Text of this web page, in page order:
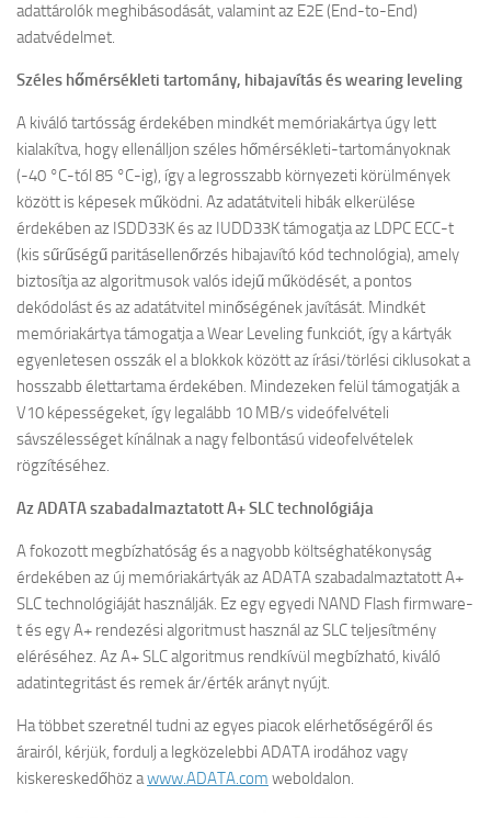
adattárolók meghibásodását, valamint az E2E (End-to-End)
adatvédelmet.
Széles hőmérsékleti tartomány, hibajavítás és wearing leveling
A kiváló tartósság érdekében mindkét memóriakártya úgy lett
kialakítva, hogy ellenálljon széles hőmérsékleti-tartományoknak
(-40 °C-tól 85 °C-ig), így a legrosszabb környezeti körülmények
között is képesek működni. Az adatátviteli hibák elkerülése
érdekében az ISDD33K és az IUDD33K támogatja az LDPC ECC-t
(kis sűrűségű paritásellenőrzés hibajavító kód technológia), amely
biztosítja az algoritmusok valós idejű működését, a pontos
dekódolást és az adatátvitel minőségének javítását. Mindkét
memóriakártya támogatja a Wear Leveling funkciót, így a kártyák
egyenletesen osszák el a blokkok között az írási/törlési ciklusokat a
hosszabb élettartama érdekében. Mindezeken felül támogatják a
V10 képességeket, így legalább 10 MB/s videófelvételi
sávszélességet kínálnak a nagy felbontású videofelvételek
rögzítéséhez.
Az ADATA szabadalmaztatott A+ SLC technológiája​​​​​​​
A fokozott megbízhatóság és a nagyobb költséghatékonyság
érdekében az új memóriakártyák az ADATA szabadalmaztatott A+
SLC technológiáját használják. Ez egy egyedi NAND Flash firmware-
t és egy A+ rendezési algoritmust használ az SLC teljesítmény
eléréséhez. Az A+ SLC algoritmus rendkívül megbízható, kiváló
adatintegritást és remek ár/érték arányt nyújt.
Ha többet szeretnél tudni az egyes piacok elérhetőségéről és
árairól, kérjük, fordulj a legközelebbi ADATA irodához vagy
kiskereskedőhöz awww.ADATA.com weboldalon.